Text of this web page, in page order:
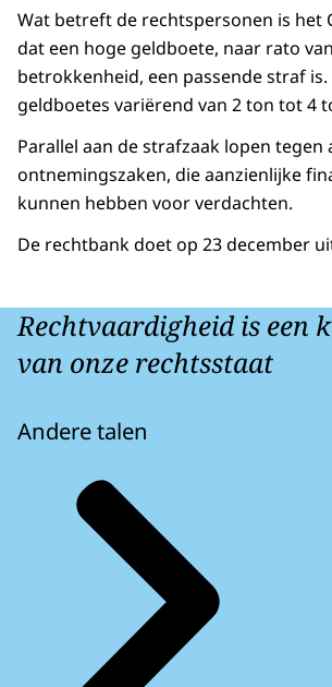
Wat betreft de rechtspersonen is het
dat een hoge geldboete, naar rato
betrokkenheid, een passende straf
geldboetes variërend van 2 ton tot 4
Parallel aan de strafzaak lopen tegen
ontnemingszaken, die aanzienlijke
kunnen hebben voor verdachten.
De rechtbank doet op 23 december
Rechtvaardigheid is een
van onze rechtsstaat
Andere talen